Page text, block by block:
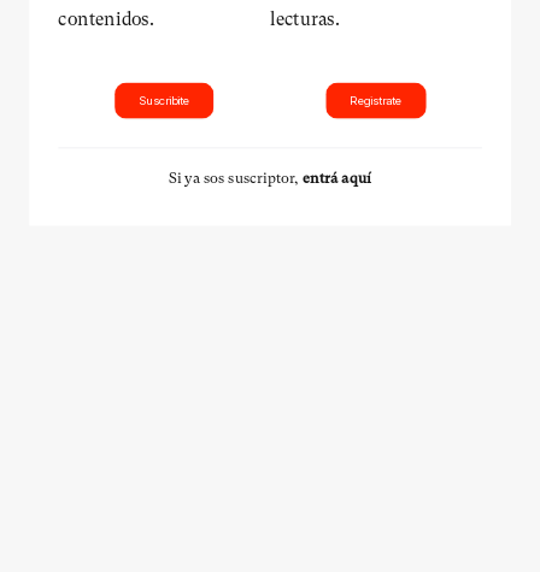
contenidos.
Suscribite
lecturas.
Registrate
Si ya sos suscriptor, entrá aquí